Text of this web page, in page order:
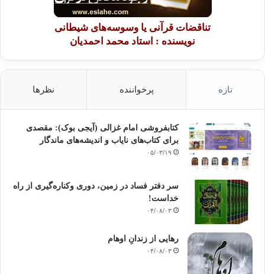
تناقضات قرآنی یا وسوسه‌های شیطانی
نویسنده : استاد محمد احمدیان
تازه پرخواننده نظرها
کتابفروشی امام غزالی (آیجی بوک): مقصدی
برای کتاب‌های نایاب و اندیشه‌های ماندگار
۰۵/۰۳/۱۹
سر دفتر فساد در زمین‌، دوری وکناره‌گیری از راه
خداست‌!
۰۴/۰۸/۰۳
رهایی از زندانِ اوهام
۰۴/۰۸/۰۳